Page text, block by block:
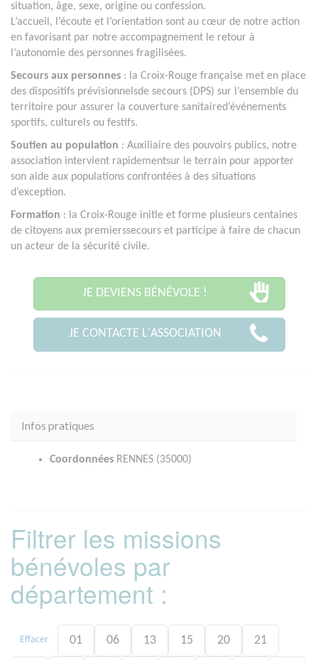
situation, âge, sexe, origine ou confession.
L’accueil, l’écoute et l’orientation sont au cœur de notre action
en favorisant par notre accompagnement le retour à
l’autonomie des personnes fragilisées.
Secours aux personnes : la Croix-Rouge française met en place
des dispositifs prévisionnelsde secours (DPS) sur l’ensemble du
territoire pour assurer la couverture sanitaired’événements
sportifs, culturels ou festifs.
Soutien au population : Auxiliaire des pouvoirs publics, notre
association intervient rapidementsur le terrain pour apporter
son aide aux populations confrontées à des situations
d’exception.
Formation : la Croix-Rouge initie et forme plusieurs centaines
de citoyens aux premierssecours et participe à faire de chacun
un acteur de la sécurité civile.
JE DEVIENS BÉNÉVOLE !
JE CONTACTE L'ASSOCIATION
Infos pratiques
Coordonnées RENNES (35000)
Filtrer les missions
bénévoles par
département :
Effacer 01 06 13 15 20 21